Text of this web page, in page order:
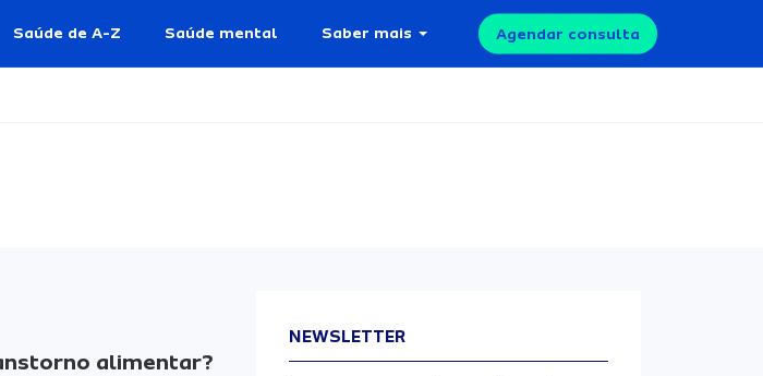
Saúde de A-Z Saúde mental Saber mais Agendar consulta
alimentar?
NEWSLETTER